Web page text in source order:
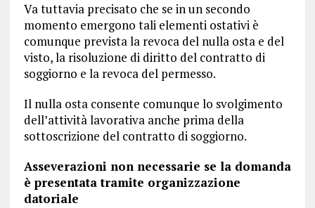
Va tuttavia precisato che se in un secondo
momento emergono tali elementi ostativi è
comunque prevista la revoca del nulla osta e del
visto, la risoluzione di diritto del contratto di
soggiorno e la revoca del permesso.
Il nulla osta consente comunque lo svolgimento
dell’attività lavorativa anche prima della
sottoscrizione del contratto di soggiorno.
Asseverazioni non necessarie se la domanda
è presentata tramite organizzazione
datoriale